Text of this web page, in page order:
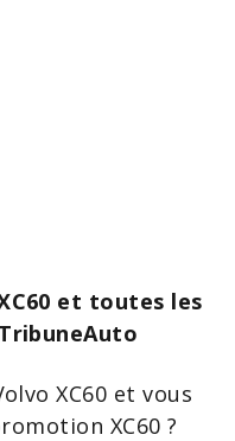
et toutes les
XC60 et vous
XC60 ?